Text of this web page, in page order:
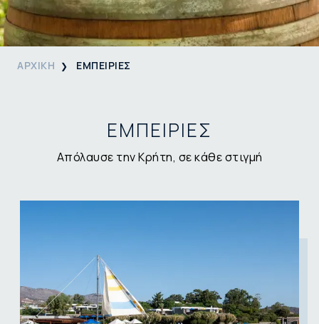
ΑΡΧΙΚΗ ΕΜΠΕΙΡΙΕΣ
ΕΜΠΕΙΡΙΕΣ
Απόλαυσε την Κρήτη, σε κάθε στιγμή